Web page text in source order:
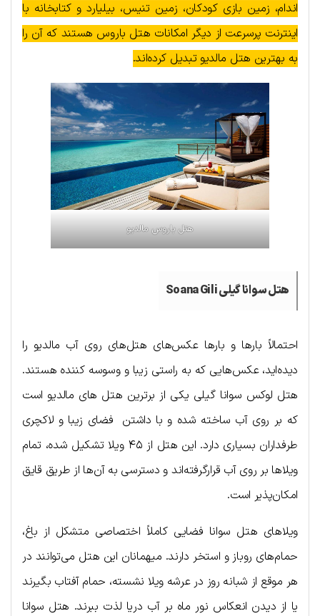
اندام، زمین بازی کودکان، زمین تنیس، بیلیارد و کتابخانه با
اینترنت پرسرعت از دیگر امکانات هتل باروس هستند که آن را
به بهترین هتل مالدیو تبدیل کرده‌اند.
هتل باروس مالدیو
هتل سوانا گیلی Soana Gili
احتمالاً بارها و بارها عکس‌های هتل‌های روی آب مالدیو را
دیده‌اید، عکس‌هایی که به راستی زیبا و وسوسه کننده هستند.
هتل لوکس سوانا گیلی یکی از برترین هتل‌ های مالدیو است
که بر روی آب ساخته شده و با داشتن فضای زیبا و لاکچری
طرفداران بسیاری دارد. این هتل از ۴۵ ویلا تشکیل شده، تمام
ویلاها بر روی آب قرارگرفته‌اند و دسترسی به آن‌ها از طریق قایق
امکان‌پذیر است.
ویلاهای هتل سوانا فضایی کاملاً اختصاصی متشکل از باغ،
حمام‌های روباز و استخر دارند. میهمانان این هتل می‌توانند در
هر موقع از شبانه روز در عرشه ویلا نشسته، حمام آفتاب بگیرند
یا از دیدن انعکاس نور ماه بر آب‌ دریا لذت ببرند. هتل سوانا